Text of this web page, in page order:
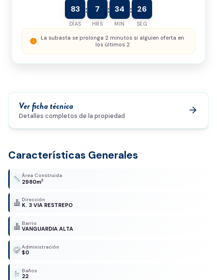
política de privacidady el
tratamiento de
Enviar solicitud
83
DÍAS
: 7
HRS
: 34
MIN
: 26
SEG
info La subasta se prolonga 2 minutos si alguien oferta en
los últimos 2
Ver ficha técnica
Detalles completos de la propiedad
arrow_forward
Características Generales
Área Construida
2980m2
Dirección
K. 3 VIA RESTREPO
Barrio
VANGUARDIA ALTA
Administración
$0
Baños
22